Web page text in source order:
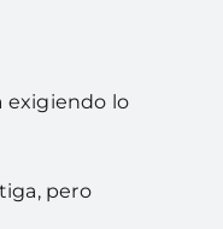
exigiendo lo
pero